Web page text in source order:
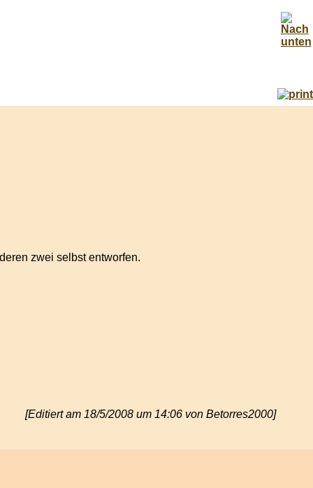
zwei selbst entworfen.
[Editiert am 18/5/2008 um 14:06 von Betorres2000]